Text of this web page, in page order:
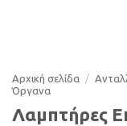
Αρχική σελίδα /
Όργανα
Λαμπτήρες